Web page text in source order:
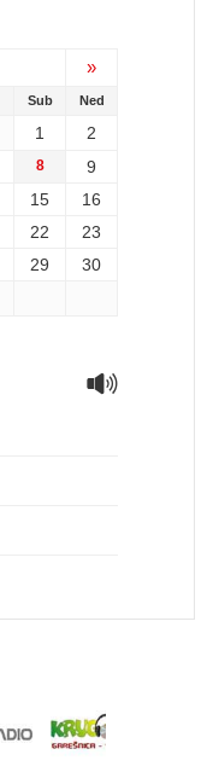
»
Sub Ned
1
2
8
9
15
16
22
23
29
30